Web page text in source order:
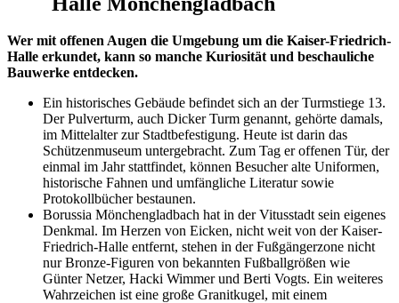
Wer mit offenen Augen die Umgebung um die Kaiser-Friedrich-
Halle erkundet, kann so manche Kuriosität und beschauliche
Bauwerke entdecken.
Ein historisches Gebäude befindet sich an der Turmstiege 13.
Der Pulverturm, auch Dicker Turm genannt, gehörte damals,
im Mittelalter zur Stadtbefestigung. Heute ist darin das
Schützenmuseum untergebracht. Zum Tag er offenen Tür, der
einmal im Jahr stattfindet, können Besucher alte Uniformen,
historische Fahnen und umfängliche Literatur sowie
Protokollbücher bestaunen.
Borussia Mönchengladbach hat in der Vitusstadt sein eigenes
Denkmal. Im Herzen von Eicken, nicht weit von der Kaiser-
Friedrich-Halle entfernt, stehen in der Fußgängerzone nicht
nur Bronze-Figuren von bekannten Fußballgrößen wie
Günter Netzer, Hacki Wimmer und Berti Vogts. Ein weiteres
Wahrzeichen ist eine große Granitkugel, mit einem